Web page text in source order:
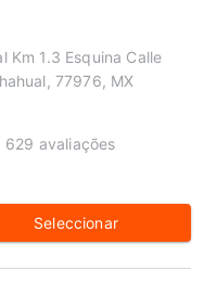
Km 1.3 Esquina Calle
77976, MX
629 avaliações
Seleccionar